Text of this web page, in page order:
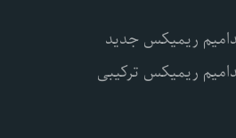
ریمیکس جدید
ریمیکس ترکیبی